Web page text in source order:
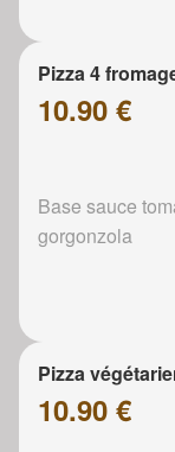
Pizza 4
10.90 €
Base sauce
gorgonzola
Pizza
10.90 €